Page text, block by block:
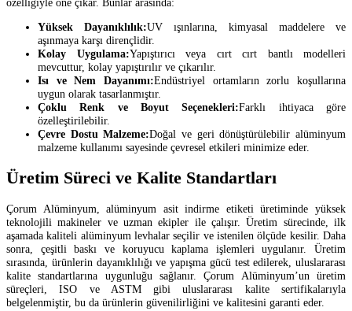
Yüksek Dayanıklılık:UV ışınlarına, kimyasal maddelere ve
aşınmaya karşı dirençlidir.
Kolay Uygulama:Yapıştırıcı veya cırt cırt bantlı modelleri
mevcuttur, kolay yapıştırılır ve çıkarılır.
Isı ve Nem Dayanımı:Endüstriyel ortamların zorlu koşullarına
uygun olarak tasarlanmıştır.
Çoklu Renk ve Boyut Seçenekleri:Farklı ihtiyaca göre
özelleştirilebilir.
Çevre Dostu Malzeme:Doğal ve geri dönüştürülebilir alüminyum
malzeme kullanımı sayesinde çevresel etkileri minimize eder.
Üretim Süreci ve Kalite Standartları
Çorum Alüminyum, alüminyum asit indirme etiketi üretiminde yüksek
teknolojili makineler ve uzman ekipler ile çalışır. Üretim sürecinde, ilk
aşamada kaliteli alüminyum levhalar seçilir ve istenilen ölçüde kesilir. Daha
sonra, çeşitli baskı ve koruyucu kaplama işlemleri uygulanır. Üretim
sırasında, ürünlerin dayanıklılığı ve yapışma gücü test edilerek, uluslararası
kalite standartlarına uygunluğu sağlanır. Çorum Alüminyum’un üretim
süreçleri, ISO ve ASTM gibi uluslararası kalite sertifikalarıyla
belgelenmiştir, bu da ürünlerin güvenilirliğini ve kalitesini garanti eder.